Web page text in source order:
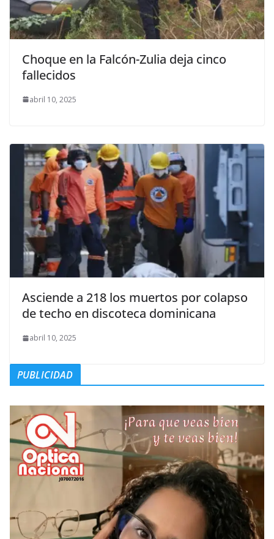
Choque en la Falcón-Zulia deja cinco
fallecidos
abril 10, 2025
Asciende a 218 los muertos por colapso
de techo en discoteca dominicana
abril 10, 2025
PUBLICIDAD